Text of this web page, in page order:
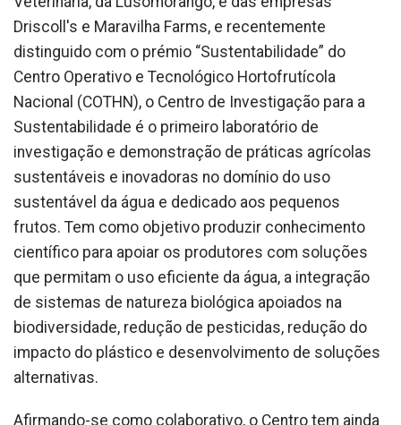
Driscoll's e Maravilha Farms, e recentemente
distinguido com o prémio “Sustentabilidade” do
Centro Operativo e Tecnológico Hortofrutícola
Nacional (COTHN), o Centro de Investigação para a
Sustentabilidade é o primeiro laboratório de
investigação e demonstração de práticas agrícolas
sustentáveis e inovadoras no domínio do uso
sustentável da água e dedicado aos pequenos
frutos. Tem como objetivo produzir conhecimento
científico para apoiar os produtores com soluções
que permitam o uso eficiente da água, a integração
de sistemas de natureza biológica apoiados na
biodiversidade, redução de pesticidas, redução do
impacto do plástico e desenvolvimento de soluções
alternativas.
Afirmando-se como colaborativo, o Centro tem ainda